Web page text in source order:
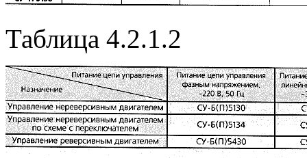
Таблица 4.2.1.2